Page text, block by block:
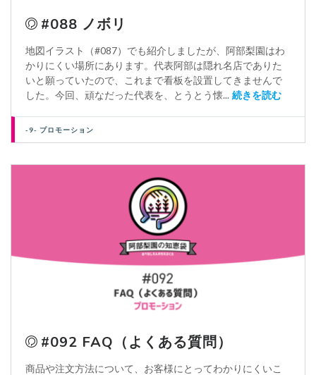
#088 ノボリ
地図イラスト（#087）でも紹介しましたが、阿部梨園はわ
かりにくい場所にあります。代表阿部は隠れ名店でありた
いと願っていたので、これまで看板を設置してきませんで
した。今回、頑なだった代表を、とうとう懐... 続きを読む
-9- プロモーション
#092 FAQ（よくある質問）
商品や注文方法について、お客様にとってわかりにくいこ